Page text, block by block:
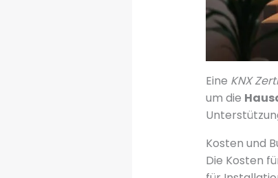
Eine KNX
um die
Kosten und
Die Kosten